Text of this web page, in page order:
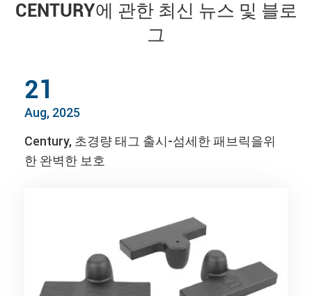
CENTURY에 관한 최신 뉴스 및 블로
그
21
Aug, 2025
Century, 초경량 태그 출시-섬세한 패브릭을위
한 완벽한 보호